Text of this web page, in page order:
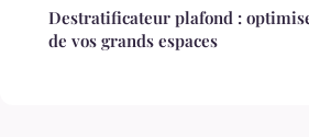
Destratificateur plafond :
de vos grands espaces